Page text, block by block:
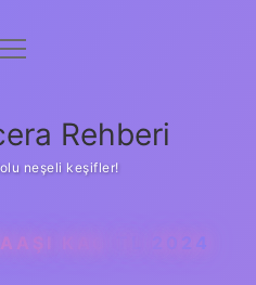
Uyarı
menüyü
Rehberi
neşeli keşifler!
KAÇ TL 2024